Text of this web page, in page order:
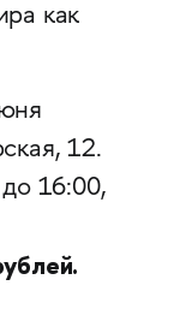
как
12.
16:00,